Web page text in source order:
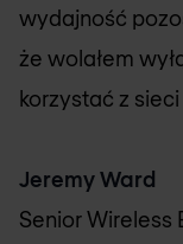
wydajność
że wolałem
korzystać z sieci
Jeremy Ward
Senior Wireless